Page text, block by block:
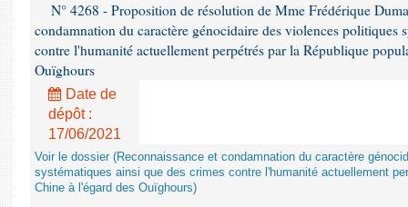
N° 4268 - Proposition de résolution de Mme Frédérique
condamnation du caractère génocidaire des violences politiques
contre l'humanité actuellement perpétrés par la République
Ouïghours
Date de
dépôt :
17/06/2021
Voir le dossier (Reconnaissance et condamnation du caractère
systématiques ainsi que des crimes contre l'humanité actuellement
Chine à l'égard des Ouïghours)